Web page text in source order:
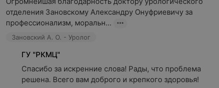
отделения Зановскому Александру Онуфриевичу за
профессионализм, моральн...
Зановский А. О. - Уролог
ГУ "РКМЦ"
Спасибо за искренние слова! Рады, что проблема
решена. Всего вам доброго и крепкого здоровья!